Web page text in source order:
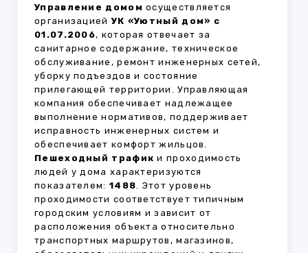
Управление домом осуществляется
организациейУК «Уютный дом» с
01.07.2006, которая отвечает за
санитарное содержание, техническое
обслуживание, ремонт инженерных сетей,
уборку подъездов и состояние
прилегающей территории. Управляющая
компания обеспечивает надлежащее
выполнение нормативов, поддерживает
исправность инженерных систем и
обеспечивает комфорт жильцов.
Пешеходный трафик и проходимость
людей у дома характеризуются
показателем: 1488. Этот уровень
проходимости соответствует типичным
городским условиям и зависит от
расположения объекта относительно
транспортных маршрутов, магазинов,